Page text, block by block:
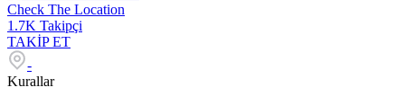
Check The Location
1.7K Takipçi
TAKİP ET
-
Kurallar